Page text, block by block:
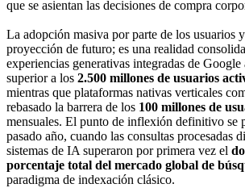
que se asientan las decisiones de compra
La adopción masiva por parte de los usuarios
proyección de futuro; es una realidad
experiencias generativas integradas de
superior a los 2.500 millones de usuarios
mientras que plataformas nativas verticales
rebasado la barrera de los 100 millones de
mensuales. El punto de inflexión definitivo se
pasado año, cuando las consultas procesadas
sistemas de IA superaron por primera vez el
porcentaje total del mercado global de
paradigma de indexación clásico.